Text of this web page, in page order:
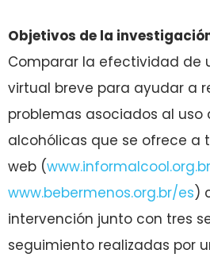
Objetivos de la
Comparar la efectividad de
virtual breve para ayudar a
problemas asociados al uso
alcohólicas que se ofrece a
web (
www.bebermenos.org.br/es)
intervención junto con tres
seguimiento realizadas por